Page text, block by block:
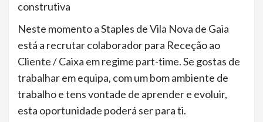
construtiva
Neste momento a Staples de Vila Nova de Gaia
está a recrutar colaborador para Receção ao
Cliente / Caixa em regime part-time. Se gostas de
trabalhar em equipa, com um bom ambiente de
trabalho e tens vontade de aprender e evoluir,
esta oportunidade poderá ser para ti.